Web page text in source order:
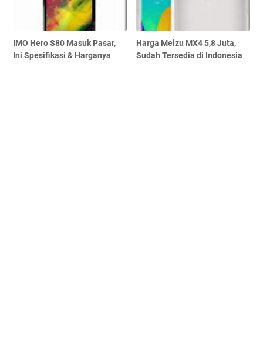
IMO Hero S80 Masuk Pasar,
Ini Spesifikasi & Harganya
Harga Meizu MX4 5,8 Juta,
Sudah Tersedia di Indonesia